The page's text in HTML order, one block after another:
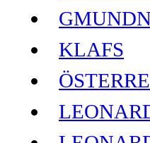
KLAFS